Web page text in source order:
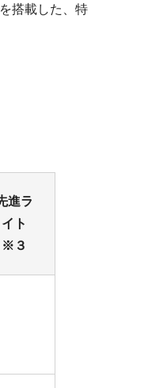
搭載した、特
進ラ
イト
※３